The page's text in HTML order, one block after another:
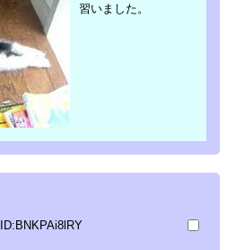
習いました。
ID:BNKPAi8lRY